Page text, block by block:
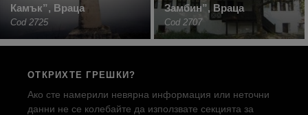
Камък”, Враца
Cod 2725
Замбин”, Враца
Cod 2707
ОТКРИХТЕ ГРЕШКИ?
Ако сте намерили невярна информация или неточни
данни не се колебайте да използвате секцията за